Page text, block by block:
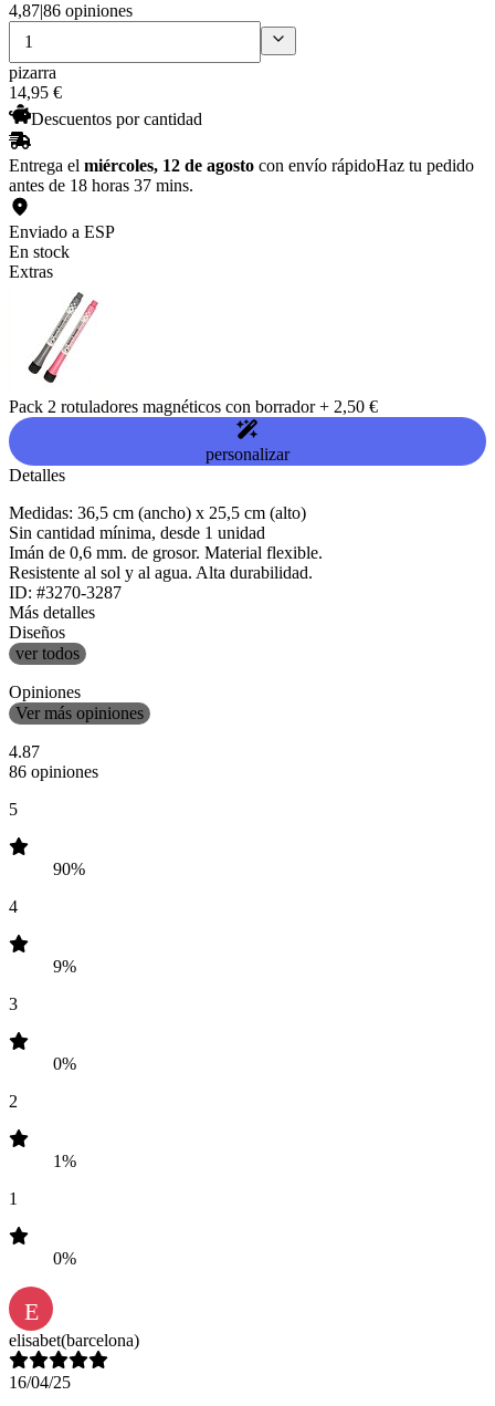
4,87|86 opiniones
pizarra
14,95 €
Descuentos por cantidad
Entrega el miércoles, 12 de agosto con envío rápidoHaz tu pedido
antes de 18 horas 37 mins.
Enviado a ESP
En stock
Extras
Pack 2 rotuladores magnéticos con borrador+ 2,50 €
personalizar
Detalles
Medidas: 36,5 cm (ancho) x 25,5 cm (alto)
Sin cantidad mínima, desde 1 unidad
Imán de 0,6 mm. de grosor. Material flexible.
Resistente al sol y al agua. Alta durabilidad.
ID: #3270-3287
Más detalles
Diseños
ver todos
Opiniones
Ver más opiniones
4.87
86 opiniones
5
90%
4
9%
3
0%
2
1%
1
0%
E
elisabet(barcelona)
16/04/25